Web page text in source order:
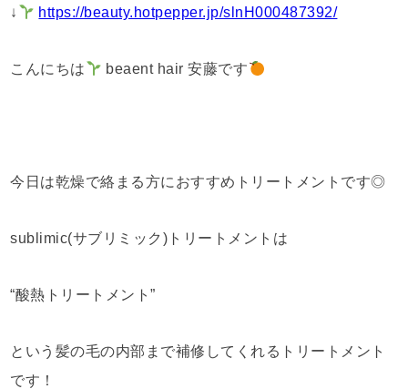
↓ https://beauty.hotpepper.jp/slnH000487392/
こんにちは beaent hair 安藤です
今日は乾燥で絡まる方におすすめトリートメントです◎
sublimic(サブリミック)トリートメントは
“酸熱トリートメント”
という髪の毛の内部まで補修してくれるトリートメント
です！